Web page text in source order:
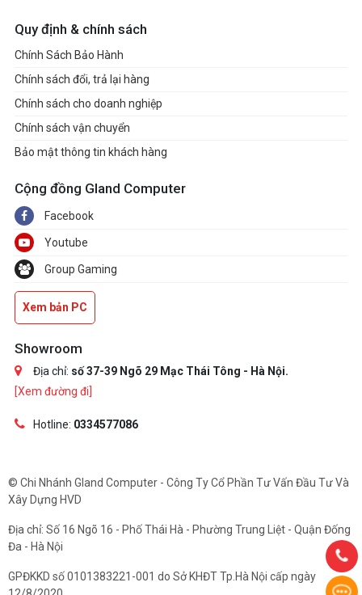
Quy định & chính sách
Chính Sách Bảo Hành
Chính sách đổi, trả lại hàng
Chính sách cho doanh nghiệp
Chính sách vận chuyển
Bảo mật thông tin khách hàng
Cộng đồng Gland Computer
Facebook
Youtube
Group Gaming
Xem bản PC
Showroom
Địa chỉ: số 37-39 Ngõ 29 Mạc Thái Tông - Hà Nội.
[Xem đường đi]
Hotline: 0334577086
© Chi Nhánh Gland Computer - Công Ty Cổ Phần Tư Vấn Đầu Tư Và
Xây Dựng HVD
Địa chỉ: Số 16 Ngõ 16 - Phố Thái Hà - Phường Trung Liệt - Quận Đống
Đa - Hà Nội
GPĐKKD số 0101383221-001 do Sở KHĐT Tp.Hà Nội cấp ngày